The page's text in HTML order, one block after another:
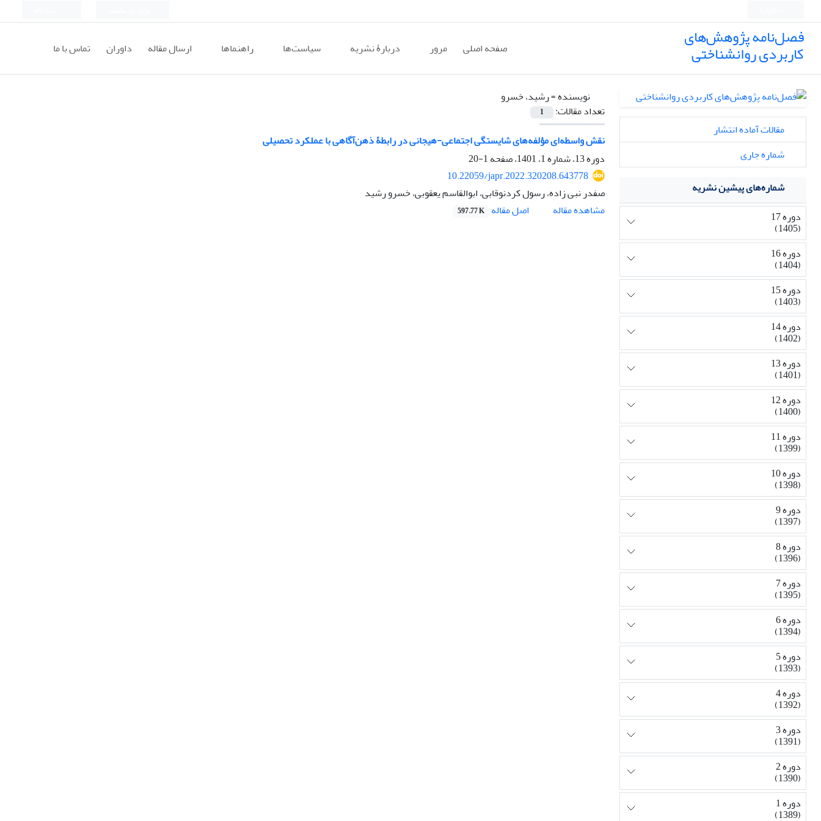
فصل‌نامه پژوهش‌های
کاربردی روانشناختی صفحه اصلی مرور دربارۀ نشریه سیاست‌ها راهنماها ارسال مقاله داوران تماس با ما
نویسنده =رشید، خسرو
تعداد مقالات:
1
نقش واسطه‌ای مؤلفه‌های شایستگی اجتماعی-هیجانی در رابطۀ ذهن‌آگاهی با عملکرد تحصیلی
دوره 13، شماره 1، 1401، صفحه
1-20
10.22059/japr.2022.320208.643778
صفدر نبی زاده، رسول کردنوقابی، ابوالقاسم یعقوبی، خسرو رشید
مشاهده مقاله
اصل مقاله 597.77 K
مقالات آماده انتشار
شماره جاری
شماره‌های پیشین نشریه
دوره 17
(1405)
دوره 16
(1404)
دوره 15
(1403)
دوره 14
(1402)
دوره 13
(1401)
دوره 12
(1400)
دوره 11
(1399)
دوره 10
(1398)
دوره 9
(1397)
دوره 8
(1396)
دوره 7
(1395)
دوره 6
(1394)
دوره 5
(1393)
دوره 4
(1392)
دوره 3
(1391)
دوره 2
(1390)
دوره 1
(1389)